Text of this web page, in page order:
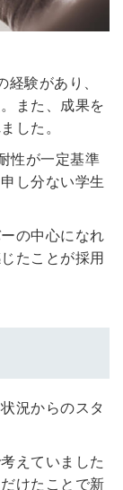
験があり、
また、成果を
した。
性が一定基準
し分ない学生
の中心になれ
たことが採用
況からのスタ
えていました
けたことで新
取り扱いについて
え
せん